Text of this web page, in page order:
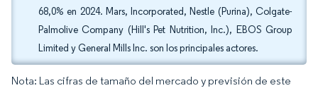
68,0% en 2024. Mars, Incorporated, Nestle (Purina), Colgate-
Palmolive Company (Hill's Pet Nutrition, Inc.), EBOS Group
Limited y General Mills Inc. son los principales actores.
Nota: Las cifras de tamaño del mercado y previsión de este